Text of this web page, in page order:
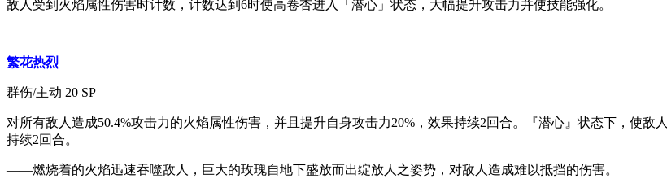
敌人受到火焰属性伤害时计数，计数达到6时使高卷杏进入「潜心」状态，大幅提升攻击力并使技能强化。
繁花热烈
群伤/主动 20 SP
对所有敌人造成50.4%攻击力的火焰属性伤害，并且提升自身攻击力20%，效果持续2回合。『潜心』状态下，使
持续2回合。
——燃烧着的火焰迅速吞噬敌人，巨大的玫瑰自地下盛放而出绽放人之姿势，对敌人造成难以抵挡的伤害。